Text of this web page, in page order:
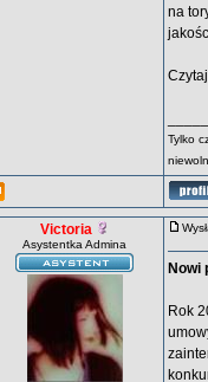
na
Tylko
Victoria
Asystentka Admina
Nowi
Rok